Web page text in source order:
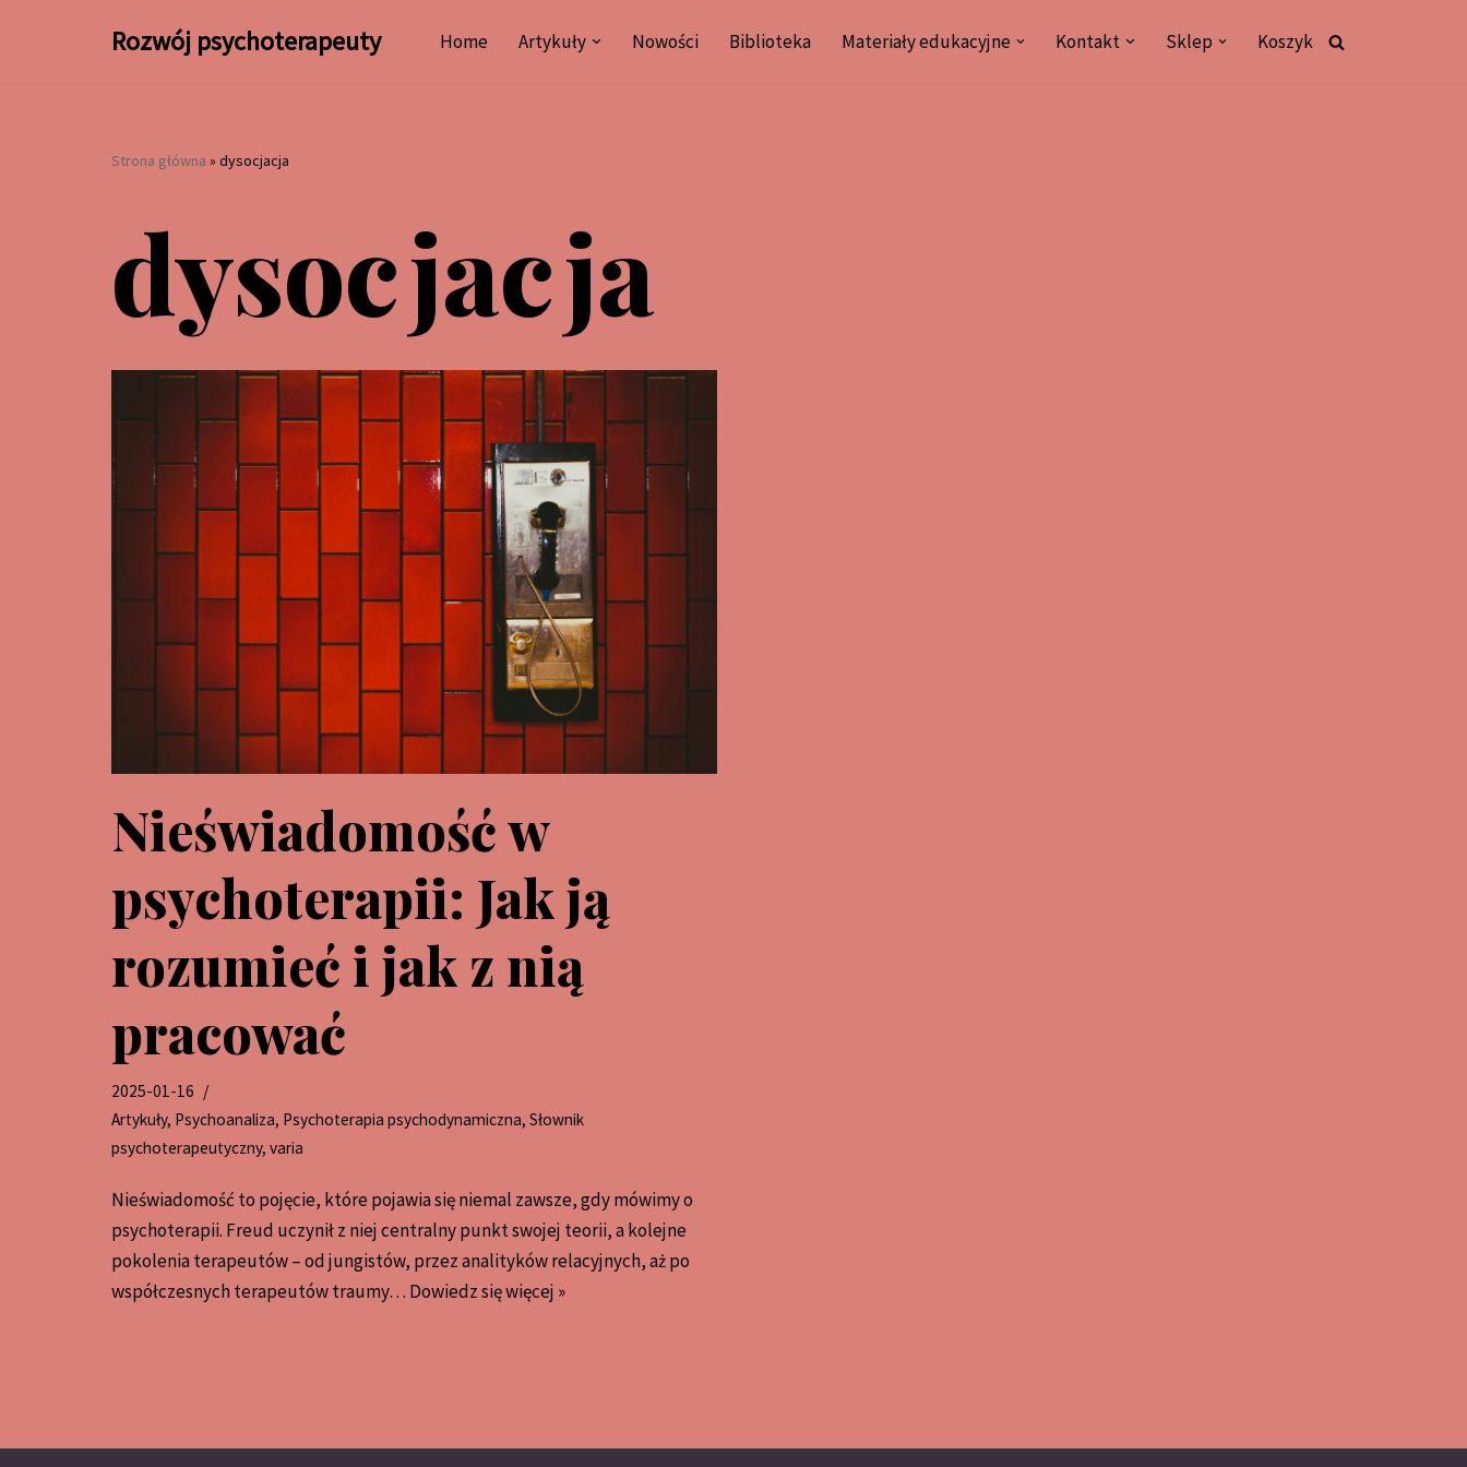
Rozwój psychoterapeuty Home Artykuły Nowości Biblioteka Materiały edukacyjne Kontakt Sklep Koszyk
Strona główna » dysocjacja
dysocjacja
Nieświadomość w
psychoterapii: Jak ją
rozumieć i jak z nią
pracować
2025-01-16
Artykuły, Psychoanaliza, Psychoterapia psychodynamiczna, Słownik
psychoterapeutyczny, varia
Nieświadomość to pojęcie, które pojawia się niemal zawsze, gdy mówimy o
psychoterapii. Freud uczynił z niej centralny punkt swojej teorii, a kolejne
pokolenia terapeutów – od jungistów, przez analityków relacyjnych, aż po
współczesnych terapeutów traumy… Dowiedz się więcej »